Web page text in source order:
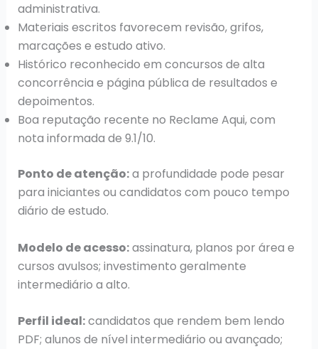
administrativa.
Materiais escritos favorecem revisão, grifos,
marcações e estudo ativo.
Histórico reconhecido em concursos de alta
concorrência e página pública de resultados e
depoimentos.
Boa reputação recente no Reclame Aqui, com
nota informada de 9.1/10.
Ponto de atenção:a profundidade pode pesar
para iniciantes ou candidatos com pouco tempo
diário de estudo.
Modelo de acesso:assinatura, planos por área e
cursos avulsos; investimento geralmente
intermediário a alto.
Perfil ideal:candidatos que rendem bem lendo
PDF; alunos de nível intermediário ou avançado;